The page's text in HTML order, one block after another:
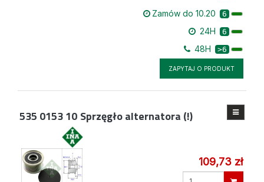
Zamów do 10.20 6
24H 6
48H >6
ZAPYTAJ O PRODUKT
535 0153 10 Sprzęgło alternatora (!)
109,73 zł
Wprowadź